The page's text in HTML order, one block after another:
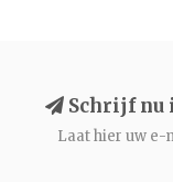
Schrijf nu
Laat hier uw e-